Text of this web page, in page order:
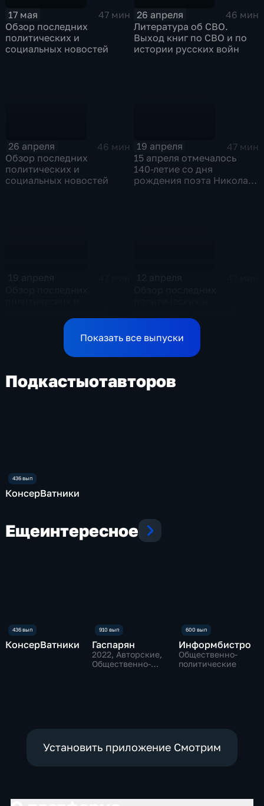
17 мая
47 мин
Обзор последних
политических и
социальных новостей
26 апреля
46 мин
Литература об СВО.
Выход книг по СВО и по
истории русских войн
26 апреля
46 мин
Обзор последних
политических и
социальных новостей
19 апреля
47 мин
15 апреля отмечалось
140-летие со дня
рождения поэта Николая
Показать все выпуски
Подкастыотавторов
КонсерВатники
Ещеинтересное
КонсерВатники Гаспарян
2022, Авторские,
Общественно-
Информбистро
Общественно-
политические
Установить приложение Смотрим